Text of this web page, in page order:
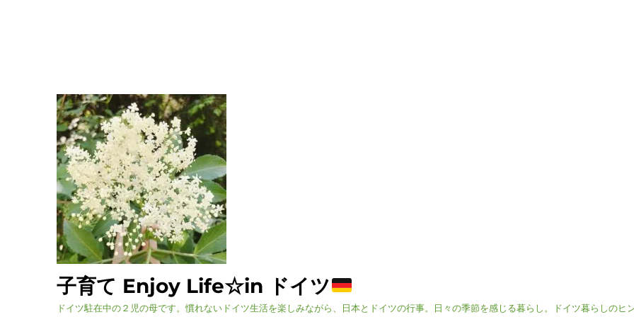
子育て Enjoy Life☆in ドイツ
ドイツ駐在中の２児の母です。慣れないドイツ生活を楽しみながら、日本とドイツの行事。日々の季節を感じる暮らし。ドイツ暮らしのヒ